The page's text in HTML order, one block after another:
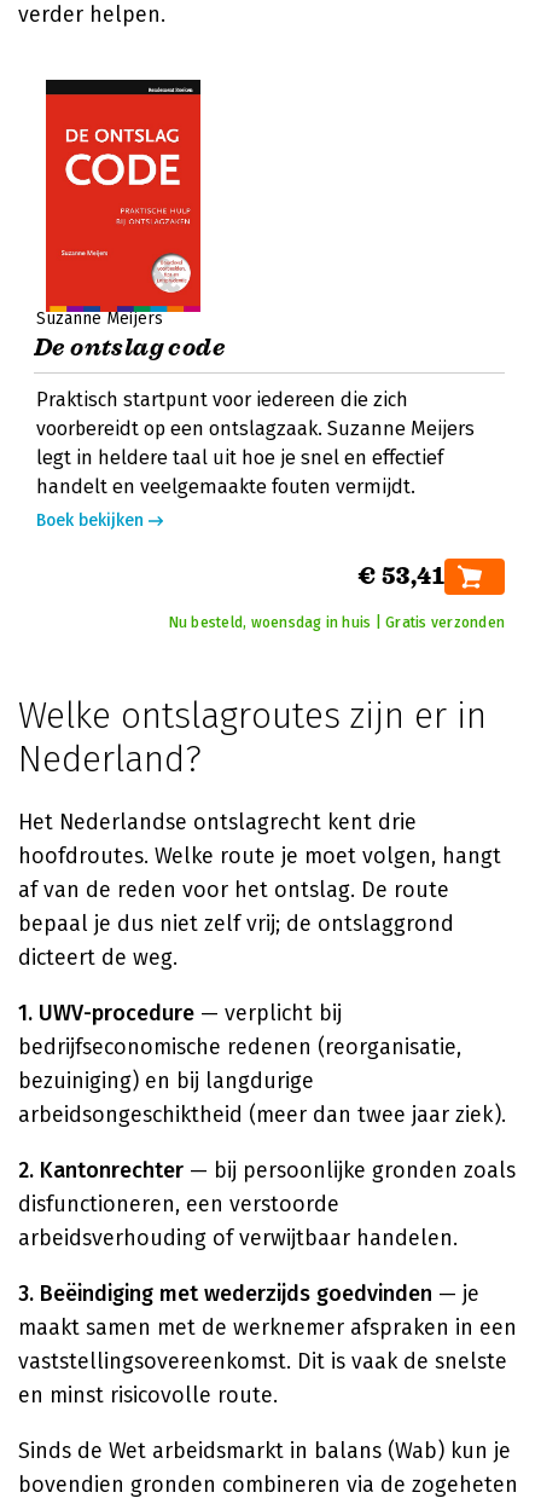
verder helpen.
Suzanne Meijers
De ontslag code
Praktisch startpunt voor iedereen die zich
voorbereidt op een ontslagzaak. Suzanne Meijers
legt in heldere taal uit hoe je snel en effectief
handelt en veelgemaakte fouten vermijdt.
Boek bekijken
€ 53,41
Nu besteld, woensdag in huis | Gratis verzonden
Welke ontslagroutes zijn er in
Nederland?
Het Nederlandse ontslagrecht kent drie
hoofdroutes. Welke route je moet volgen, hangt
af van de reden voor het ontslag. De route
bepaal je dus niet zelf vrij; de ontslaggrond
dicteert de weg.
1. UWV-procedure — verplicht bij
bedrijfseconomische redenen (reorganisatie,
bezuiniging) en bij langdurige
arbeidsongeschiktheid (meer dan twee jaar ziek).
2. Kantonrechter — bij persoonlijke gronden zoals
disfunctioneren, een verstoorde
arbeidsverhouding of verwijtbaar handelen.
3. Beëindiging met wederzijds goedvinden — je
maakt samen met de werknemer afspraken in een
vaststellingsovereenkomst. Dit is vaak de snelste
en minst risicovolle route.
Sinds de Wet arbeidsmarkt in balans (Wab) kun je
bovendien gronden combineren via de zogeheten